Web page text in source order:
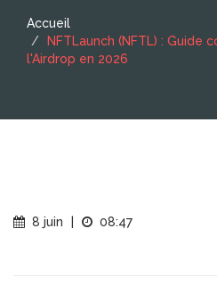
Accueil
NFTLaunch (NFTL) : Guide
l'Airdrop en 2026
8 juin 08:47